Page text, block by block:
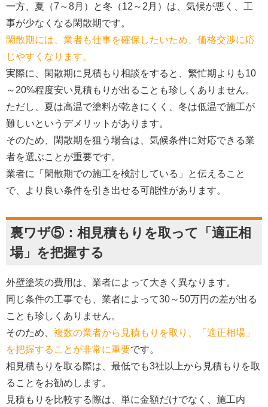
一方、夏（7～8月）と冬（12～2月）は、気候が悪く、工
事が少なくなる閑散期です。
閑散期には、業者も仕事を確保したいため、価格交渉に応
じやすくなります。
実際に、閑散期に見積もり相談をすると、繁忙期よりも10
～20%程度安い見積もりが出ることも珍しくありません。
ただし、夏は高温で塗料が乾きにくく、冬は低温で施工が
難しいというデメリットがあります。
そのため、閑散期を狙う場合は、気候条件に対応できる業
者を選ぶことが重要です。
業者に「閑散期での施工を検討している」と伝えること
で、より良い条件を引き出せる可能性があります。
裏ワザ⑤：相見積もりを取って「適正相
場」を把握する
外壁塗装の費用は、業者によって大きく異なります。
同じ条件の工事でも、業者によって30～50万円の差が出る
ことも珍しくありません。
そのため、 複数の業者から見積もりを取り、「適正相場」
を把握することが非常に重要です。
相見積もりを取る際は、最低でも3社以上から見積もりを取
ることをお勧めします。
見積もりを比較する際は、単に金額だけでなく、施工内